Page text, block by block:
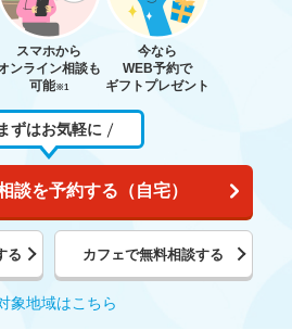
スマホから
ンライン相談も
可能※1
今なら
WEB予約で
ギフトプレゼント
まずはお気軽に
談を予約する（自宅）
る カフェで無料相談する
象地域はこちら